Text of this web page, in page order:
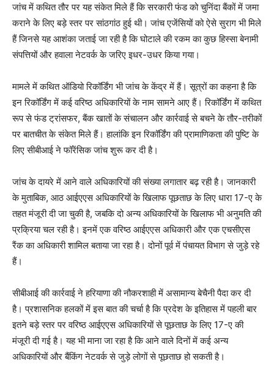
News Week
जांच में कथित तौर पर यह संकेत मिले हैं कि सरकारी फंड को चुनिंदा बैंकों में जमा
कराने के लिए बड़े स्तर पर सांठगांठ हुई थी। जांच एजेंसियों को ऐसे सुराग भी मिले
हैं जिनसे यह आशंका जताई जा रही है कि घोटाले की रकम का कुछ हिस्सा बेनामी
संपत्तियों और हवाला नेटवर्क के जरिए इधर-उधर किया गया।
मामले में कथित ऑडियो रिकॉर्डिंग भी जांच के केंद्र में हैं। सूत्रों का कहना है कि
इन रिकॉर्डिंग में कई वरिष्ठ अधिकारियों के नाम सामने आए हैं। रिकॉर्डिंग में कथित
रूप से फंड ट्रांसफर, बैंक खातों के संचालन और कार्रवाई से बचने के तौर-तरीकों
पर बातचीत के संकेत मिले हैं। हालांकि इन रिकॉर्डिंग की प्रामाणिकता की पुष्टि के
लिए सीबीआई ने फॉरेंसिक जांच शुरू कर दी है।
जांच के दायरे में आने वाले अधिकारियों की संख्या लगातार बढ़ रही है। जानकारी
के मुताबिक, आठ आईएएस अधिकारियों के खिलाफ पूछताछ के लिए धारा 17-ए के
तहत मंजूरी दी जा चुकी है, जबकि दो अन्य अधिकारियों के खिलाफ भी अनुमति की
प्रक्रिया चल रही है। इनमें एक वरिष्ठ आईएएस अधिकारी और एक एचसीएस
रैंक का अधिकारी शामिल बताया जा रहा है। दोनों पूर्व में पंचायत विभाग से जुड़े रहे
हैं।
सीबीआई की कार्रवाई ने हरियाणा की नौकरशाही में असामान्य बेचैनी पैदा कर दी
है। प्रशासनिक हलकों में इस बात की चर्चा है कि प्रदेश के इतिहास में पहली बार
इतने बड़े स्तर पर वरिष्ठ आईएएस अधिकारियों से पूछताछ के लिए 17-ए की
मंजूरी दी गई है। यह भी माना जा रहा है कि आने वाले दिनों में कई अन्य
अधिकारियों और बैंकिंग नेटवर्क से जुड़े लोगों से पूछताछ हो सकती है।